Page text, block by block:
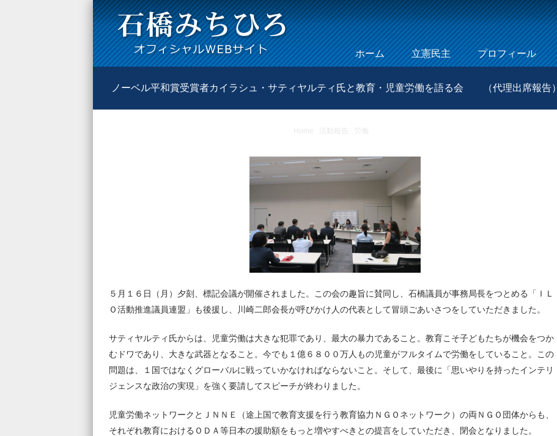
Menu
Skip to content
ホーム 立憲民主 プロフィール
ノーベル平和賞受賞者カイラシュ・サティヤルティ氏と教育・児童労働を語る会 （代理出席報告）
Home 活動報告
５月１６日（月）夕刻、標記会議が開催されました。この会の趣旨に賛同し、石橋議員が事務局長をつとめる「ＩＬ
Ｏ活動推進議員連盟」も後援し、川崎二郎会長が呼びかけ人の代表として冒頭ごあいさつをしていただきました。
サティヤルティ氏からは、児童労働は大きな犯罪であり、最大の暴力であること。教育こそ子どもたちが機会をつか
むドワであり、大きな武器となること。今でも１億６８００万人もの児童がフルタイムで労働をしていること。この
問題は、１国ではなくグローバルに戦っていかなければならないこと。そして、最後に「思いやりを持ったインテリ
ジェンスな政治の実現」を強く要請してスピーチが終わりました。
児童労働ネットワークとＪＮＮＥ（途上国で教育支援を行う教育協力ＮＧＯネットワーク）の両ＮＧＯ団体からも、
それぞれ教育におけるＯＤＡ等日本の援助額をもっと増やすべきとの提言をしていただき、閉会となりました。